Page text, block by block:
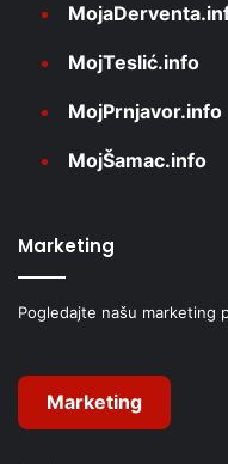
MojTeslić.info
MojPrnjavor.info
MojŠamac.info
Marketing
Pogledajte našu marketing
Marketing